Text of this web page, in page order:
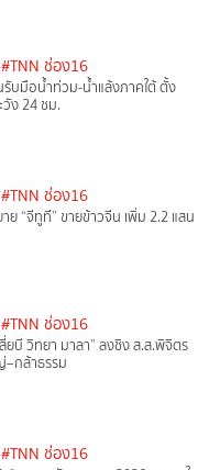
#TNN ช่อง16
มือน้ำท่วม-น้ำแล้งภาคใต้ ตั้ง
วัง 24 ชม.
#TNN ช่อง16
าย “จีทูที” ขายข้าวจีน เพิ่ม 2.2 แสน
#TNN ช่อง16
สี่ยบี วิทยา มาลา” ลงชิง ส.ส.พิจิตร
–กล้าธรรม
#TNN ช่อง16